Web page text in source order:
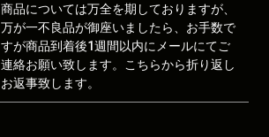
商品については万全を期しておりますが、
万が一不良品が御座いましたら、お手数で
すが商品到着後1週間以内にメールにてご
連絡お願い致します。こちらから折り返し
お返事致します。